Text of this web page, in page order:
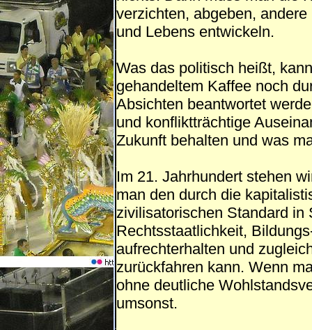
verzichten, abgeben,
und Lebens entwickeln.
Was das politisch heißt,
gehandeltem Kaffee noch
Absichten beantwortet
und konfliktträchtige
Zukunft behalten und was
Im 21. Jahrhundert stehen
man den durch die
zivilisatorischen Standard in
Rechtsstaatlichkeit,
aufrechterhalten und
zurückfahren kann. Wenn
ohne deutliche
umsonst.